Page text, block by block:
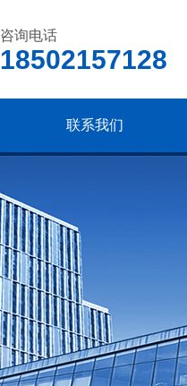
咨询电话
18502157128
联系我们